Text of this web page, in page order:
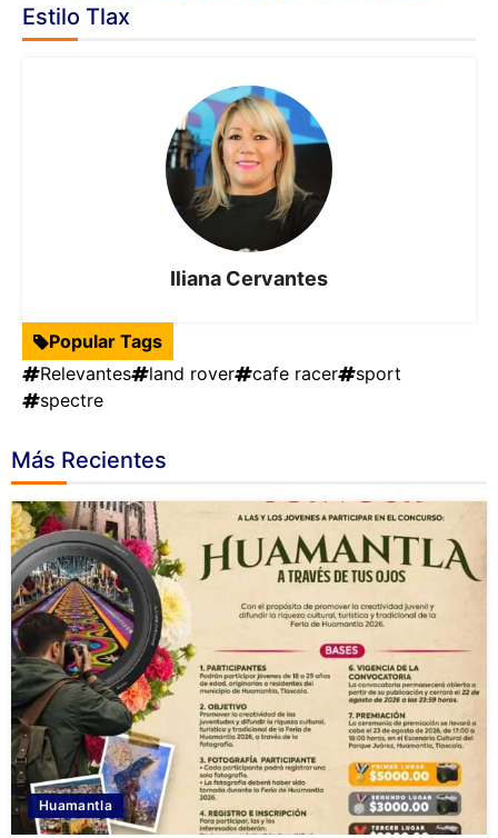
Estilo Tlax
Iliana Cervantes
Popular Tags
Relevantes
land rover cafe racer
sport
spectre
Más Recientes
Huamantla